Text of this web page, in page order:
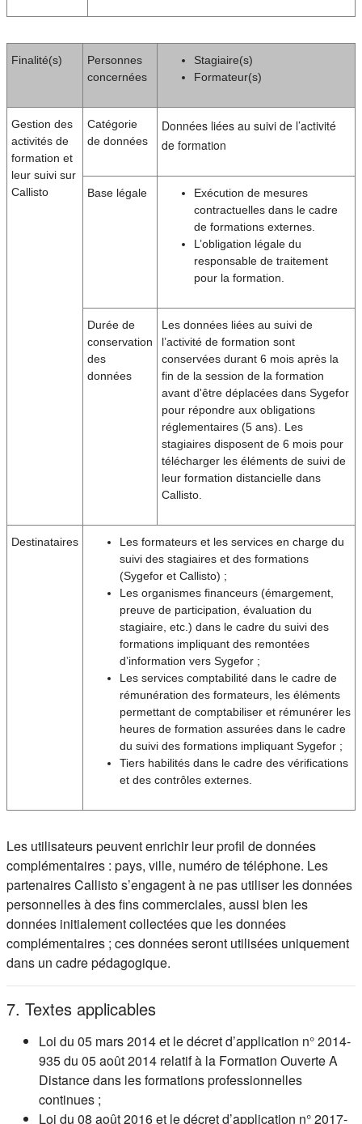
Finalité(s)
Personnes
concernées
Stagiaire(s)
Formateur(s)
Gestion des
activités de
formation et
leur suivi sur
Callisto
Catégorie
de données
Données liées au suivi de l’activité
de formation
Base légale
Exécution de mesures
contractuelles dans le cadre
de formations externes.
L’obligation légale du
responsable de traitement
pour la formation.
Durée de
conservation
des
données
Les données liées au suivi de
l’activité de formation sont
conservées durant 6 mois après la
fin de la session de la formation
avant d'être déplacées dans Sygefor
pour répondre aux obligations
réglementaires (5 ans). Les
stagiaires disposent de 6 mois pour
télécharger les éléments de suivi de
leur formation distancielle dans
Callisto.
Destinataires
Les formateurs et les services en charge du
suivi des stagiaires et des formations
(Sygefor et Callisto) ;
Les organismes financeurs (émargement,
preuve de participation, évaluation du
stagiaire, etc.) dans le cadre du suivi des
formations impliquant des remontées
d’information vers Sygefor ;
Les services comptabilité dans le cadre de
rémunération des formateurs, les éléments
permettant de comptabiliser et rémunérer les
heures de formation assurées dans le cadre
du suivi des formations impliquant Sygefor ;
Tiers habilités dans le cadre des vérifications
et des contrôles externes.
Les utilisateurs peuvent enrichir leur profil de données
complémentaires : pays, ville, numéro de téléphone. Les
partenaires Callisto s’engagent à ne pas utiliser les données
personnelles à des fins commerciales, aussi bien les
données initialement collectées que les données
complémentaires ; ces données seront utilisées uniquement
dans un cadre pédagogique.
7. Textes applicables
Loi du 05 mars 2014 et le décret d’application n° 2014-
935 du 05 août 2014 relatif à la Formation Ouverte A
Distance dans les formations professionnelles
continues ;
Loi du 08 août 2016 et le décret d’application n° 2017-